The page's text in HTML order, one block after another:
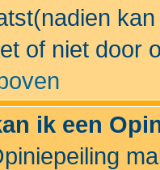
of niet door
ik een